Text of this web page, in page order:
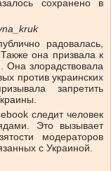
радовалась,
она призвала к
Она злорадствовала
против украинских
запретить
следит человек
Это вызывает
модераторов
с Украиной.